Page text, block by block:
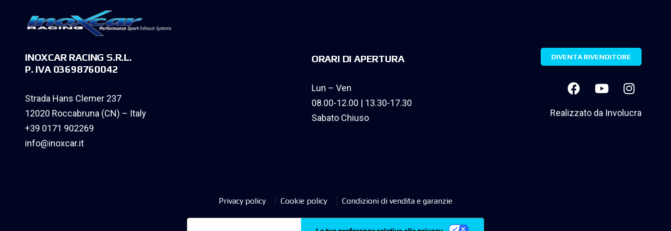
INOXCAR RACING S.R.L.
P. IVA 03698760042
Strada Hans Clemer 237
12020 Roccabruna (CN) – Italy
+39 0171 902269
info@inoxcar.it
ORARI DI APERTURA
Lun – Ven
08.00-12.00 | 13.30-17.30
Sabato Chiuso
DIVENTA RIVENDITORE
Realizzato da Involucra
Privacy policy Cookie policy Condizioni di vendita e garanzie